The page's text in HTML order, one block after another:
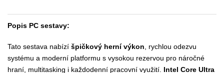
Popis PC sestavy:
Tato sestava nabízí špičkový herní výkon, rychlou odezvu
systému a moderní platformu s vysokou rezervou pro náročné
hraní, multitasking i každodenní pracovní využití. Intel Core Ultra